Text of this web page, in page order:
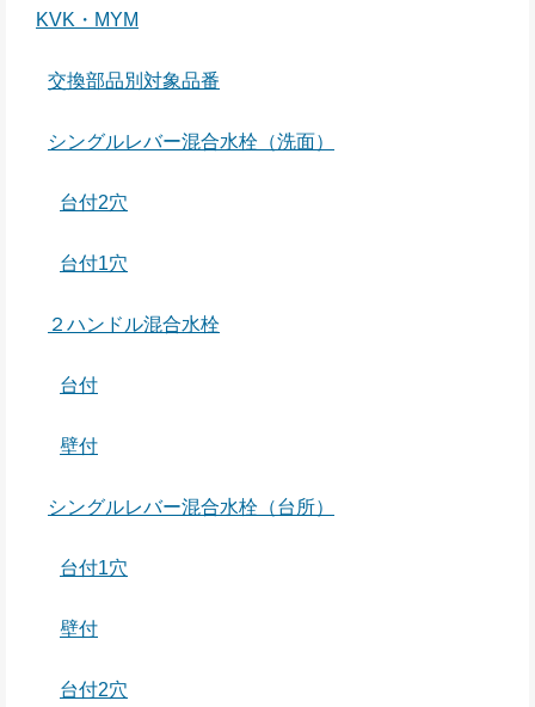
KVK・MYM
交換部品別対象品番
シングルレバー混合水栓（洗面）
台付2穴
台付1穴
２ハンドル混合水栓
台付
壁付
シングルレバー混合水栓（台所）
台付1穴
壁付
台付2穴